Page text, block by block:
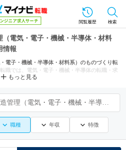
閲覧履歴 検索
電気・電子・機械・半導体・材料
情報
電子・機械・半導体・材料系）のものづくり転
職では、電気・電子・機械・半導体の転職・求
などの条件からも探せます。
もっと見る
福島県／生産管理・製造管理（電気・電子・機械・半導体・材料系）
職種 年収 特徴